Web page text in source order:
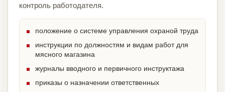
контроль работодателя.
положение о системе управления охраной труда
инструкции по должностям и видам работ для
мясного магазина
журналы вводного и первичного инструктажа
приказы о назначении ответственных